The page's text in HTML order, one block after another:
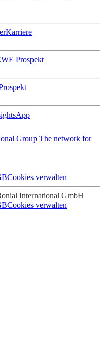
Karriere
Prospekt
App
Group The network for
Cookies verwalten
International GmbH
Cookies verwalten